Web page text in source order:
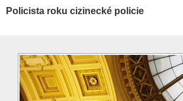
Policista roku cizinecké policie